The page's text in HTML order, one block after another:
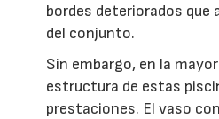
bordes deteriorados que
del conjunto.
Sin embargo, en la
estructura de estas
prestaciones. El vaso